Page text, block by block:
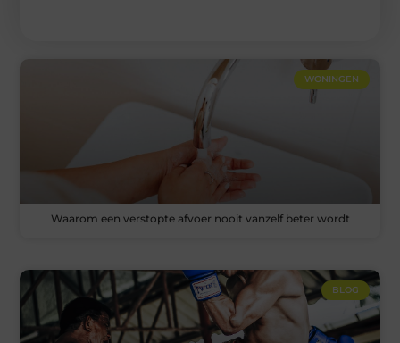
WONINGEN
Waarom een verstopte afvoer nooit vanzelf beter wordt
BLOG